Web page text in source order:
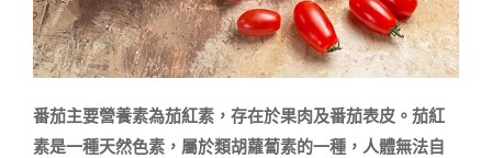
番茄主要營養素為茄紅素，存在於果肉及番茄表皮。茄紅
素是一種天然色素，屬於類胡蘿蔔素的一種，人體無法自